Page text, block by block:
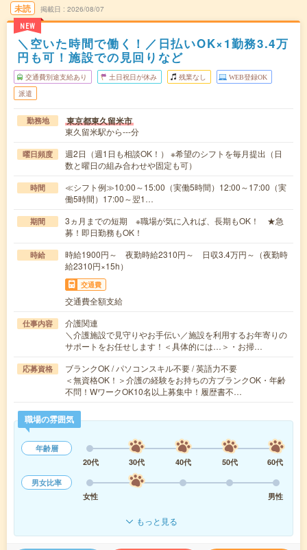
未読
NEW
掲載日 2026/08/07
＼空いた時間で働く！／日払いOK×1勤務3.4万
円も可！施設での見回りなど
交通費別途支給あり 土日祝日が休み 残業なし WEB登録OK
派遣
勤務地 東京都東久留米市
東久留米駅から---分
曜日頻度
週2日（週1日も相談OK！） ※希望のシフトを毎月提出（日
数と曜日の組み合わせや固定も可）
時間
≪シフト例≫10:00～15:00（実働5時間）12:00～17:00（実
働5時間）17:00～翌1…
期間
3ヵ月までの短期 ※職場が気に入れば、長期もOK！ ★急
募！即日勤務もOK！
時給
時給1900円～ 夜勤時給2310円～ 日収3.4万円～（夜勤時
給2310円×15h）
交通費
交通費全額支給
仕事内容
介護関連
＼介護施設で見守りやお手伝い／施設を利用するお年寄りの
サポートをお任せします！＜具体的には…＞・お掃…
応募資格
ブランクOK / パソコンスキル不要 / 英語力不要
＜無資格OK！＞介護の経験をお持ちの方ブランクOK・年齢
不問！WワークOK10名以上募集中！履歴書不…
職場の雰囲気
年齢層
20代
30代 40代 50代
60代
男女比率
女性
男性
もっと見る